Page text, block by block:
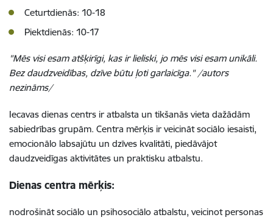
Ceturtdienās: 10-18
Piektdienās: 10-17
"Mēs visi esam atšķirīgi, kas ir lieliski, jo mēs visi esam unikāli.
Bez daudzveidības, dzīve būtu ļoti garlaicīga." /autors
nezināms/
Iecavas dienas centrs ir atbalsta un tikšanās vieta dažādām
sabiedrības grupām. Centra mērķis ir veicināt sociālo iesaisti,
emocionālo labsajūtu un dzīves kvalitāti, piedāvājot
daudzveidīgas aktivitātes un praktisku atbalstu.
Dienas centra mērķis:
nodrošināt sociālo un psihosociālo atbalstu, veicinot personas